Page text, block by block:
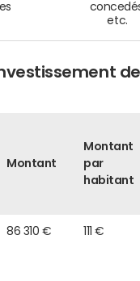
etc.
Montant
Montant
par
habitant
86 310 € 111 €